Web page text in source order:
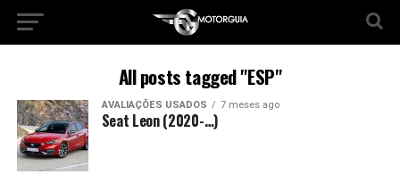
All posts tagged "ESP"
AVALIAÇÕES USADOS 7 meses ago
Seat Leon (2020-…)